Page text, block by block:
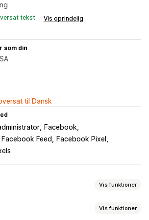
tekst Vis oprindelig
som din
til Dansk
Facebook
Facebook Feed
Facebook Pixel
Vis funktioner
Vis funktioner